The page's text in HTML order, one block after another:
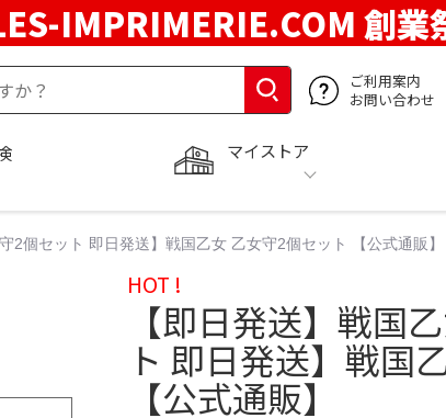
IMPRIMERIE.COM 創業
ご利用案内
お問い合わせ
マイストア
2個セット 即日発送】戦国乙女 乙女守2個セット 【公式通販】
HOT !
【即日発送】戦国
ト 即日発送】戦国
【公式通販】